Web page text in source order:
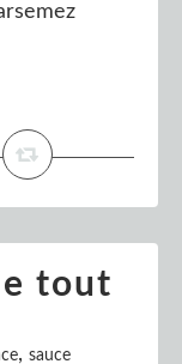
tout
, sauce